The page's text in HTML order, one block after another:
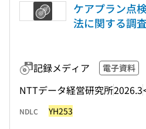
ケアプラン点
法に関する調
記録メディア 電子資料
NTTデータ経営研究所2026.3
NDLC YH253